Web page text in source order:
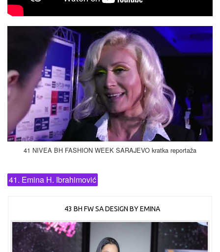
41 NIVEA BH FASHION WEEK SARAJEVO kratka reportaža
41. Emina H. Ibrahimović
43 BH FW SA DESIGN BY EMINA